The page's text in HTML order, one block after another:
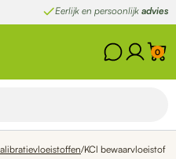
Eerlijk en persoonlijk advies
0
/KCl bewaarvloeistof